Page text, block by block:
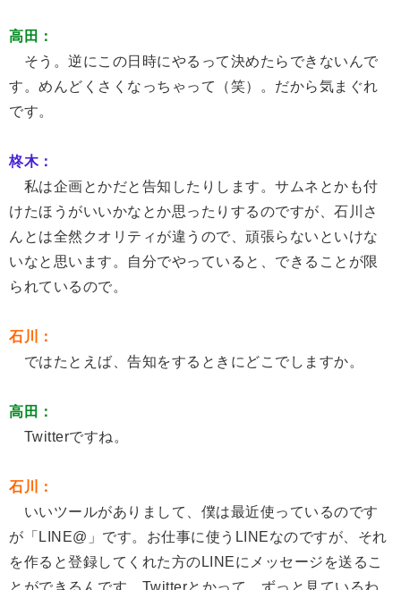
高田：
そう。逆にこの日時にやるって決めたらできないんで
す。めんどくさくなっちゃって（笑）。だから気まぐれ
です。
柊木：
私は企画とかだと告知したりします。サムネとかも付
けたほうがいいかなとか思ったりするのですが、石川さ
んとは全然クオリティが違うので、頑張らないといけな
いなと思います。自分でやっていると、できることが限
られているので。
石川：
ではたとえば、告知をするときにどこでしますか。
高田：
Twitterですね。
石川：
いいツールがありまして、僕は最近使っているのです
が「LINE@」です。お仕事に使うLINEなのですが、それ
を作ると登録してくれた方のLINEにメッセージを送るこ
とができるんです。Twitterとかって、ずっと見ているわ